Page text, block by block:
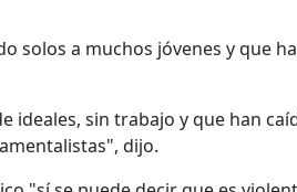
solos a muchos jóvenes y que
ideales, sin trabajo y que han
dijo.